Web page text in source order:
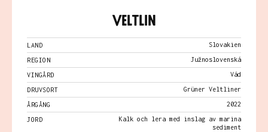
Veltlin
LAND Slovakien
REGION Južnoslovenská
VINGÅRD Vád
DRUVSORT Grüner Veltliner
ÅRGÅNG 2022
JORD
Kalk och lera med inslag av marina
sediment